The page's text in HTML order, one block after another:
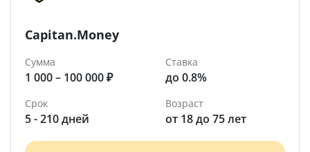
Capitan.Money
Сумма
1 000 – 100 000 ₽
Ставка
до 0.8%
Срок
5 - 210 дней
Возраст
от 18 до 75 лет